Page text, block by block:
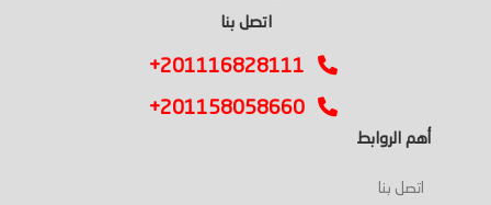
اتصل بنا
+201116828111
+201158058660
أهم الروابط
اتصل بنا